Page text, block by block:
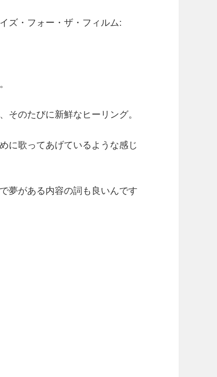
ズ・フォー・ザ・フィルム:
そのたびに新鮮なヒーリング。
に歌ってあげているような感じ
夢がある内容の詞も良いんです